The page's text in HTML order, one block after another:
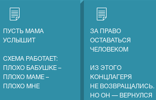
ПУСТЬ МАМА
УСЛЫШИТ
СХЕМА РАБОТАЕТ:
ПЛОХО БАБУШКЕ –
ПЛОХО МАМЕ –
ПЛОХО МНЕ
ЗА ПРАВО
ОСТАВАТЬСЯ
ЧЕЛОВЕКОМ
ИЗ ЭТОГО
КОНЦЛАГЕРЯ
НЕ ВОЗВРАЩАЛИСЬ.
НО ОН — ВЕРНУЛСЯ